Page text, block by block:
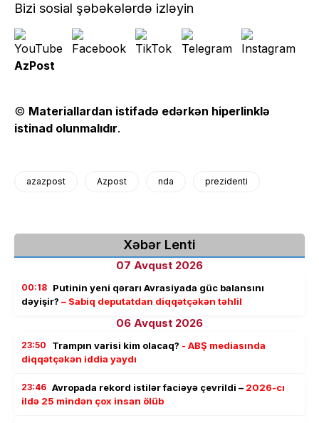
Bizi sosial şəbəkələrdə izləyin
AzPost
© Materiallardan istifadə edərkən hiperlinklə
istinad olunmalıdır.
azazpost Azpost nda prezidenti
Xəbər Lenti
07 Avqust 2026
00:18 Putinin yeni qərarı Avrasiyada güc balansını
dəyişir? – Sabiq deputatdan diqqətçəkən təhlil
06 Avqust 2026
23:50 Trampın varisi kim olacaq? - ABŞ mediasında
diqqətçəkən iddia yaydı
23:46 Avropada rekord istilər faciəyə çevrildi – 2026-cı
ildə 25 mindən çox insan ölüb